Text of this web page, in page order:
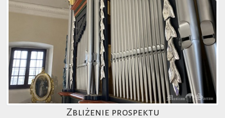
Zbliżenie prospektu